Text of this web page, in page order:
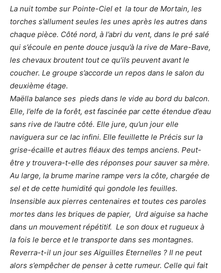
La nuit tombe sur Pointe-Ciel et la tour de Mortain, les
torches s’allument seules les unes après les autres dans
chaque pièce. Côté nord, à l’abri du vent, dans le pré salé
qui s’écoule en pente douce jusqu’à la rive de Mare-Bave,
les chevaux broutent tout ce qu’ils peuvent avant le
coucher. Le groupe s’accorde un repos dans le salon du
deuxième étage.
Maëlla balance ses pieds dans le vide au bord du balcon.
Elle, l’elfe de la forêt, est fascinée par cette étendue d’eau
sans rive de l’autre côté. Elle jure, qu’un jour elle
naviguera sur ce lac infini. Elle feuillette le Précis sur la
grise-écaille et autres fléaux des temps anciens. Peut-
être y trouvera-t-elle des réponses pour sauver sa mère.
Au large, la brume marine rampe vers la côte, chargée de
sel et de cette humidité qui gondole les feuilles.
Insensible aux pierres centenaires et toutes ces paroles
mortes dans les briques de papier, Urd aiguise sa hache
dans un mouvement répétitif. Le son doux et rugueux à
la fois le berce et le transporte dans ses montagnes.
Reverra-t-il un jour ses Aiguilles Eternelles ? Il ne peut
alors s’empêcher de penser à cette rumeur. Celle qui fait